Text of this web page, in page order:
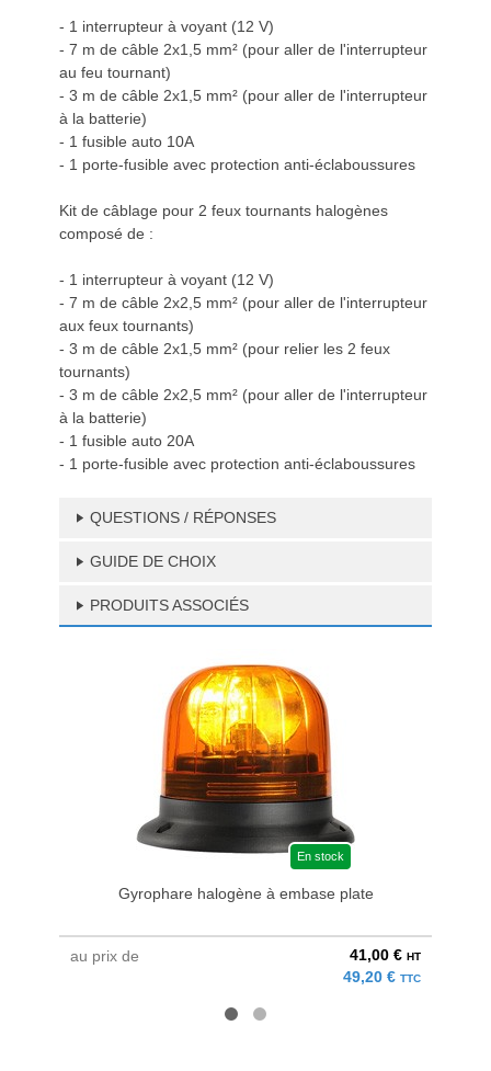
- 1 interrupteur à voyant (12 V)
- 7 m de câble 2x1,5 mm² (pour aller de l'interrupteur
au feu tournant)
- 3 m de câble 2x1,5 mm² (pour aller de l'interrupteur
à la batterie)
- 1 fusible auto 10A
- 1 porte-fusible avec protection anti-éclaboussures
Kit de câblage pour 2 feux tournants halogènes
composé de :
- 1 interrupteur à voyant (12 V)
- 7 m de câble 2x2,5 mm² (pour aller de l'interrupteur
aux feux tournants)
- 3 m de câble 2x1,5 mm² (pour relier les 2 feux
tournants)
- 3 m de câble 2x2,5 mm² (pour aller de l'interrupteur
à la batterie)
- 1 fusible auto 20A
- 1 porte-fusible avec protection anti-éclaboussures
QUESTIONS / RÉPONSES
GUIDE DE CHOIX
PRODUITS ASSOCIÉS
En stock
Gyrophare halogène à embase plate
au prix de 41,00 € HT
49,20 € TTC